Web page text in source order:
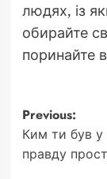
людях, із
обирайте
поринайте
Post
Previous:
Ким ти був у
правду